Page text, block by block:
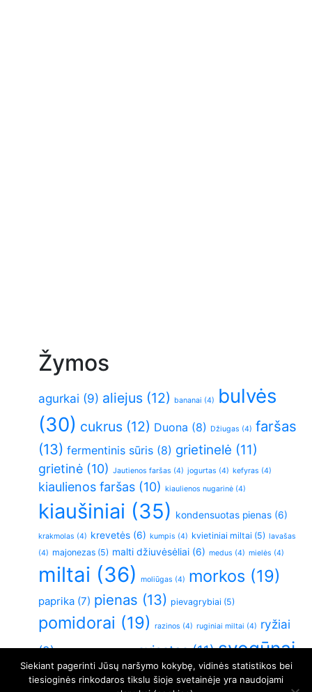
Žymos
agurkai (9) aliejus (12) bananai (4)
bulvės
(30) cukrus (12) Duona (8) Džiugas (4) faršas
(13) fermentinis sūris (8) grietinelė (11)
grietinė (10) Jautienos faršas (4) jogurtas (4) kefyras (4)
kiaulienos faršas (10) kiaulienos nugarinė (4)
kiaušiniai (35) kondensuotas pienas (6)
krakmolas (4) krevetės (6) kumpis (4) kvietiniai miltai (5) lavašas
(4) majonezas (5) malti džiuvėsėliai (6) medus (4) mielės (4)
miltai (36) moliūgas (4) morkos (19)
paprika (7) pienas (13) pievagrybiai (5)
pomidorai (19) razinos (4) ruginiai miltai (4) ryžiai
(9)
sviestas(11) svogūnai
(26) Varškė(21) virtos bulvės (5) vištiena(6)
Siekiant pagerinti Jūsų naršymo kokybę, vidinės statistikos bei
tiesioginės rinkodaros tikslu šioje svetainėje yra naudojami